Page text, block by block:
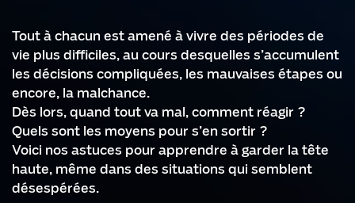
Tout à chacun est amené à vivre des périodes de
vie plus difficiles, au cours desquelles s’accumulent
les décisions compliquées, les mauvaises étapes ou
encore, la malchance.
Dès lors, quand tout va mal, comment réagir ?
Quels sont les moyens pour s’en sortir ?
Voici nos astuces pour apprendre à garder la tête
haute, même dans des situations qui semblent
désespérées.